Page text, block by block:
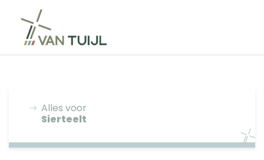
Alles voor
Sierteelt